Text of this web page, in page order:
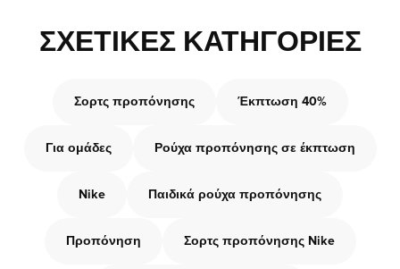
ΣΧΕΤΙΚΈΣ ΚΑΤΗΓΟΡΊΕΣ
Σορτς προπόνησης Έκπτωση 40%
Για ομάδες Ρούχα προπόνησης σε έκπτωση
Nike Παιδικά ρούχα προπόνησης
Προπόνηση Σορτς προπόνησης Nike